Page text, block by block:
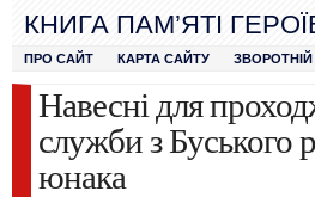
КНИГА ПАМ’ЯТІ
ПРО САЙТ КАРТА САЙТУ ЗВОРОТНІЙ
Навесні для
служби з Буського
юнака